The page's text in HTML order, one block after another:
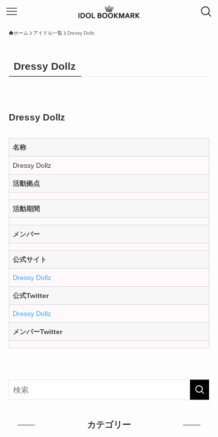
ホーム アイドル一覧 Dressy Dollz
Dressy Dollz
Dressy Dollz
名称
Dressy Dollz
活動拠点
活動期間
メンバー
公式サイト
Dressy Dollz
公式Twitter
Dressy Dollz
メンバーTwitter
カテゴリー